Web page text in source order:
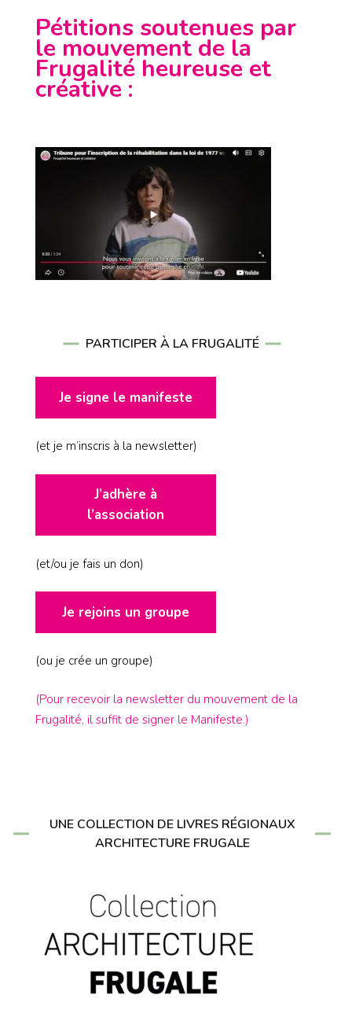
Pétitions soutenues par
le mouvement de la
Frugalité heureuse et
créative :
PARTICIPER À LA FRUGALITÉ
Je signe le manifeste
(et je m’inscris à la newsletter)
J’adhère à
l’association
(et/ou je fais un don)
Je rejoins un groupe
(ou je crée un groupe)
(Pour recevoir la newsletter du mouvement de la
Frugalité, il suffit de signer le Manifeste.)
UNE COLLECTION DE LIVRES RÉGIONAUX
ARCHITECTURE FRUGALE